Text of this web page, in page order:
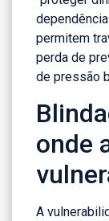
permitem
perda de
de pressão
onde
A